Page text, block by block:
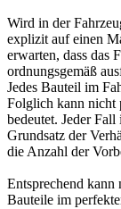
Wird in der
explizit auf einen
erwarten, dass das
ordnungsgemäß
Jedes Bauteil im
Folglich kann nicht
bedeutet. Jeder
Grundsatz der
die Anzahl der
Entsprechend kann
Bauteile im